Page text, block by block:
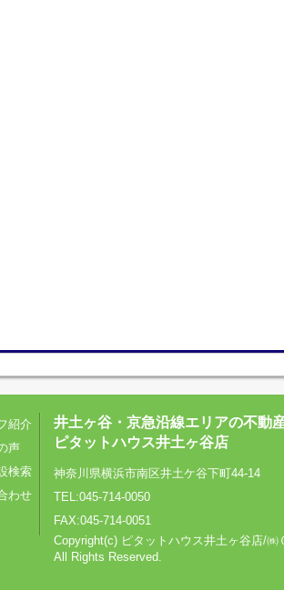
紹介
声
検索
わせ
井土ヶ谷・京急沿線エリアの不動
ピタットハウス井土ヶ谷店
神奈川県横浜市南区井土ケ谷下町44-14
TEL:045-714-0050
FAX:045-714-0051
Copyright(c) ピタットハウス井土ヶ谷店/㈱
All Rights Reserved.